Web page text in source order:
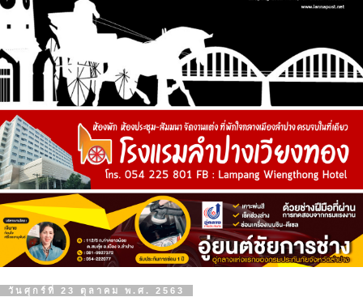
วันศุกร์ที่ 23 ตุลาคม พ.ศ. 2563